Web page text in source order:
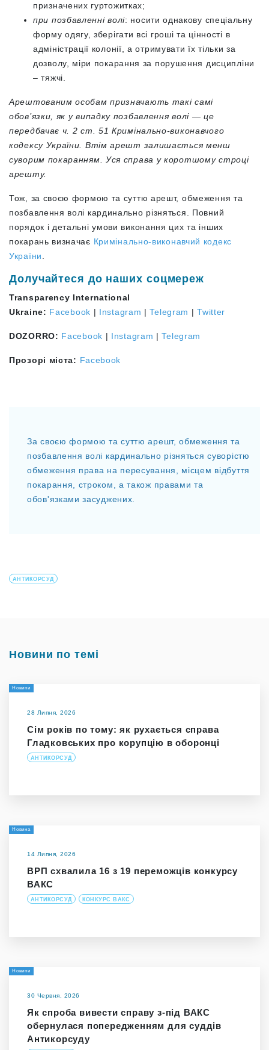
призначених гуртожитках;
при позбавленні волі: носити однакову спеціальну
форму одягу, зберігати всі гроші та цінності в
адміністрації колонії, а отримувати їх тільки за
дозволу, міри покарання за порушення дисципліни
– тяжчі.
Арештованим особам призначають такі самі
обов’язки, як у випадку позбавлення волі — це
передбачає ч. 2 ст. 51 Кримінально-виконавчого
кодексу України. Втім арешт залишається менш
суворим покаранням. Уся справа у коротшому строці
арешту.
Тож, за своєю формою та суттю арешт, обмеження та
позбавлення волі кардинально різняться. Повний
порядок і детальні умови виконання цих та інших
покарань визначає Кримінально-виконавчий кодекс
України
Долучайтеся до наших соцмереж
Transparency International
Ukraine: Facebook | Instagram |Telegram |Twitter
DOZORRO: Facebook | Instagram |Telegram
Прозорі міста: Facebook
За своєю формою та суттю арешт, обмеження та
позбавлення волі кардинально різняться суворістю
обмеження права на пересування, місцем відбуття
покарання, строком, а також правами та
обов'язками засуджених.
АНТИКОРСУД
Новини по темі
Новини
28 Липня, 2026
Сім років по тому: як рухається справа
Гладковських про корупцію в оборонці
АНТИКОРСУД
Новина
14 Липня, 2026
ВРП схвалила 16 з 19 переможців конкурсу
ВАКС
АНТИКОРСУД КОНКУРС ВАКС
Новини
30 Червня, 2026
Як спроба вивести справу з-під ВАКС
обернулася попередженням для суддів
Антикорсуду